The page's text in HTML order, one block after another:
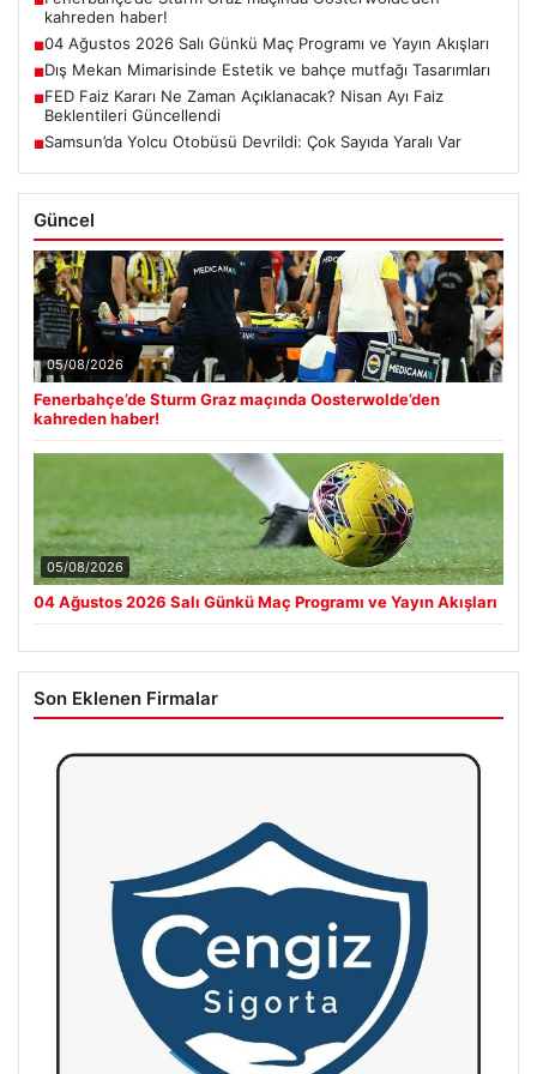
kahreden haber!
■04 Ağustos 2026 Salı Günkü Maç Programı ve Yayın Akışları
■Dış Mekan Mimarisinde Estetik ve bahçe mutfağı Tasarımları
■FED Faiz Kararı Ne Zaman Açıklanacak? Nisan Ayı Faiz
Beklentileri Güncellendi
■Samsun’da Yolcu Otobüsü Devrildi: Çok Sayıda Yaralı Var
Güncel
05/08/2026
Fenerbahçe’de Sturm Graz maçında Oosterwolde’den
kahreden haber!
05/08/2026
04 Ağustos 2026 Salı Günkü Maç Programı ve Yayın Akışları
Son Eklenen Firmalar